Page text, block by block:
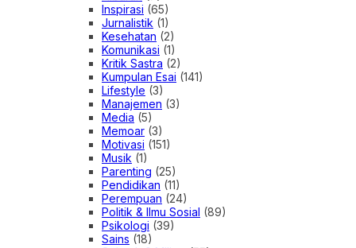
Inspirasi (65)
Jurnalistik (1)
Kesehatan (2)
Komunikasi (1)
Kritik Sastra (2)
Kumpulan Esai (141)
Lifestyle (3)
Manajemen (3)
Media (5)
Memoar (3)
Motivasi (151)
Musik (1)
Parenting (25)
Pendidikan (11)
Perempuan (24)
Politik & Ilmu Sosial (89)
Psikologi (39)
Sains (18)